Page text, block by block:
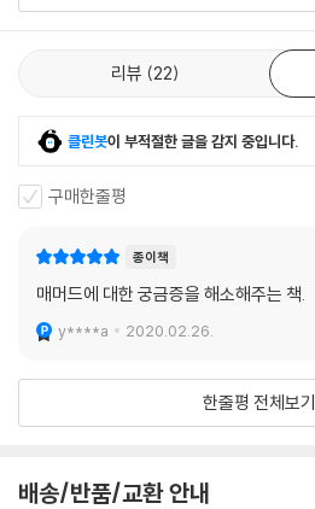
리뷰 22
클린봇이 부적절한 글을 감지 중입니다.
구매한줄평
종이책
매머드에 대한 궁금증을 해소해주는 책.
y****a 2020.02.26.
한줄평 전체보기
배송/반품/교환 안내